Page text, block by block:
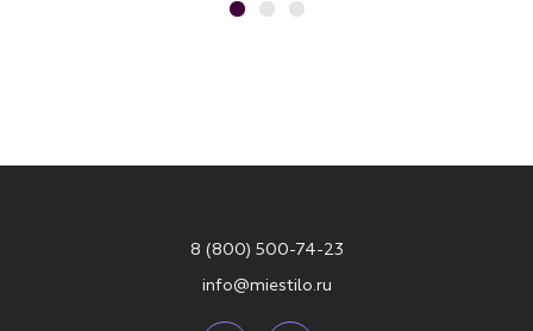
8 (800) 500-74-23
info@miestilo.ru